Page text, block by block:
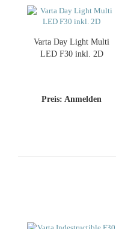
Varta Day Light Multi
LED F30 inkl. 2D
Preis: Anmelden